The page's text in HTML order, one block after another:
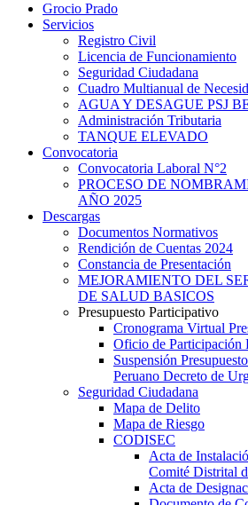
Grocio Prado
Servicios
Registro Civil
Licencia de Funcionamiento
Seguridad Ciudadana
Cuadro Multianual de
AGUA Y DESAGUE PSJ
Administración Tributaria
TANQUE ELEVADO
Convocatoria
Convocatoria Laboral N°2
PROCESO DE
AÑO 2025
Descargas
Documentos Normativos
Rendición de Cuentas 2024
Constancia de Presentación
MEJORAMIENTO DEL
DE SALUD BASICOS
Presupuesto Participativo
Cronograma Virtual
Oficio de Participación
Suspensión
Peruano Decreto de
Seguridad Ciudadana
Mapa de Delito
Mapa de Riesgo
CODISEC
Acta de
Comité Distrital
Acta de